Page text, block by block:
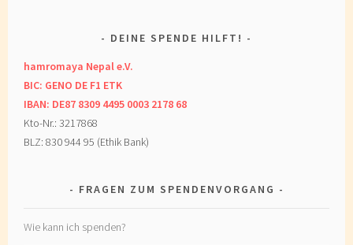
DEINE SPENDE HILFT!
hamromaya Nepal e.V.
BIC: GENO DE F1 ETK
IBAN: DE87 8309 4495 0003 2178 68
Kto-Nr.: 3217868
BLZ: 830 944 95 (Ethik Bank)
FRAGEN ZUM SPENDENVORGANG
Wie kann ich spenden?